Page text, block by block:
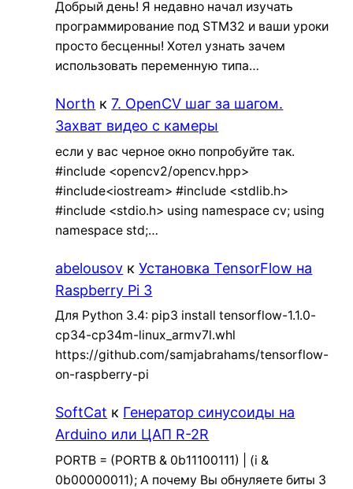
Добрый день! Я недавно начал изучать
программирование под STM32 и ваши уроки
просто бесценны! Хотел узнать зачем
использовать переменную типа…
North к7. OpenCV шаг за шагом.
Захват видео с камеры
если у вас черное окно попробуйте так.
#include <opencv2/opencv.hpp>
#include<iostream> #include <stdlib.h>
#include <stdio.h> using namespace cv; using
namespace std;…
abelousov кУстановка TensorFlow на
Raspberry Pi 3
Для Python 3.4: pip3 install tensorflow-1.1.0-
cp34-cp34m-linux_armv7l.whl
https://github.com/samjabrahams/tensorflow-
on-raspberry-pi
SoftCat к Генератор синусоиды на
Arduino или ЦАП R-2R
PORTB = (PORTB & 0b11100111) | (i &
0b00000011); А почему Вы обнуляете биты 3